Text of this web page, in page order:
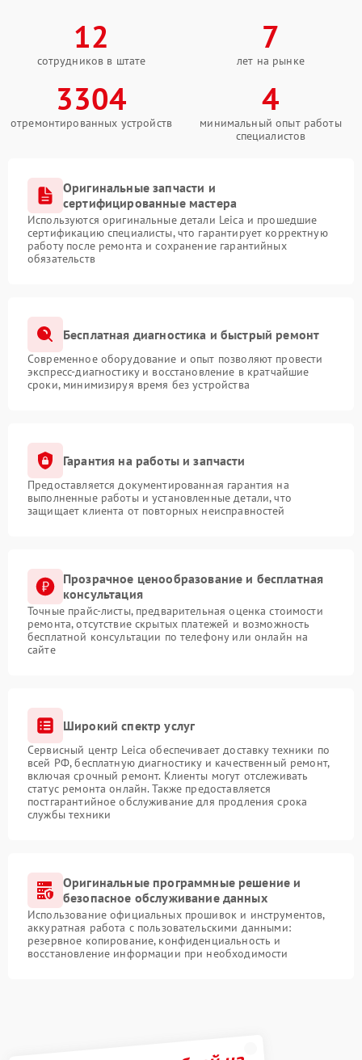
12
сотрудников в штате
7
лет на рынке
3304
отремонтированных устройств
4
минимальный опыт работы
специалистов
Оригинальные запчасти и
сертифицированные мастера
Используются оригинальные детали Leica и прошедшие
сертификацию специалисты, что гарантирует корректную
работу после ремонта и сохранение гарантийных
обязательств
Бесплатная диагностика и быстрый ремонт
Современное оборудование и опыт позволяют провести
экспресс-диагностику и восстановление в кратчайшие
сроки, минимизируя время без устройства
Гарантия на работы и запчасти
Предоставляется документированная гарантия на
выполненные работы и установленные детали, что
защищает клиента от повторных неисправностей
Прозрачное ценообразование и бесплатная
консультация
Точные прайс-листы, предварительная оценка стоимости
ремонта, отсутствие скрытых платежей и возможность
бесплатной консультации по телефону или онлайн на
сайте
Широкий спектр услуг
Сервисный центр Leica обеспечивает доставку техники по
всей РФ, бесплатную диагностику и качественный ремонт,
включая срочный ремонт. Клиенты могут отслеживать
статус ремонта онлайн. Также предоставляется
постгарантийное обслуживание для продления срока
службы техники
Оригинальные программные решение и
безопасное обслуживание данных
Использование официальных прошивок и инструментов,
аккуратная работа с пользовательскими данными:
резервное копирование, конфиденциальность и
восстановление информации при необходимости